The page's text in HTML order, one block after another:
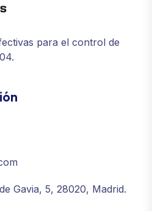
para el control de
Gavia, 5, 28020, Madrid.